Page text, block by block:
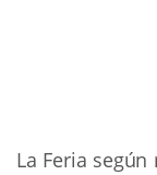
La Feria